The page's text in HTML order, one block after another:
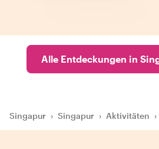
Alle Entdeckungen in
Singapur › Singapur › Aktivitäten ›